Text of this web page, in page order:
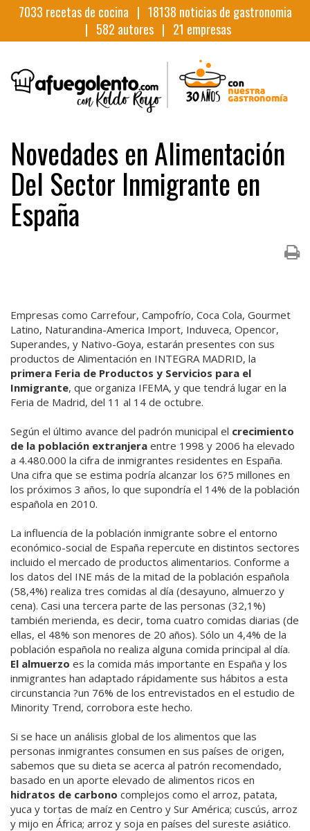
7033 recetas de cocina | 18138 noticias de gastronomia
| 582 autores | 21 empresas
Novedades en Alimentación
Del Sector Inmigrante en
España
Empresas como Carrefour, Campofrío, Coca Cola, Gourmet
Latino, Naturandina-America Import, Induveca, Opencor,
Superandes, y Nativo-Goya, estarán presentes con sus
productos de Alimentación en INTEGRA MADRID, la
primera Feria de Productos y Servicios para el
Inmigrante, que organiza IFEMA, y que tendrá lugar en la
Feria de Madrid, del 11 al 14 de octubre.
Según el último avance del padrón municipal el crecimiento
de la población extranjera entre 1998 y 2006 ha elevado
a 4.480.000 la cifra de inmigrantes residentes en España.
Una cifra que se estima podría alcanzar los 6?5 millones en
los próximos 3 años, lo que supondría el 14% de la población
española en 2010.
La influencia de la población inmigrante sobre el entorno
económico-social de España repercute en distintos sectores
incluido el mercado de productos alimentarios. Conforme a
los datos del INE más de la mitad de la población española
(58,4%) realiza tres comidas al día (desayuno, almuerzo y
cena). Casi una tercera parte de las personas (32,1%)
también merienda, es decir, toma cuatro comidas diarias (de
ellas, el 48% son menores de 20 años). Sólo un 4,4% de la
población española no realiza alguna comida principal al día.
El almuerzo es la comida más importante en España y los
inmigrantes han adaptado rápidamente sus hábitos a esta
circunstancia ?un 76% de los entrevistados en el estudio de
Minority Trend, corrobora este hecho.
Si se hace un análisis global de los alimentos que las
personas inmigrantes consumen en sus países de origen,
sabemos que su dieta se acerca al patrón recomendado,
basado en un aporte elevado de alimentos ricos en
hidratos de carbono complejos como el arroz, patata,
yuca y tortas de maíz en Centro y Sur América; cuscús, arroz
y mijo en África; arroz y soja en países del sureste asiático.